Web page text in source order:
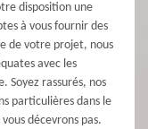
disposition une
à vous fournir des
de votre projet, nous
avec les
Soyez rassurés, nos
particulières dans le
décevrons pas.